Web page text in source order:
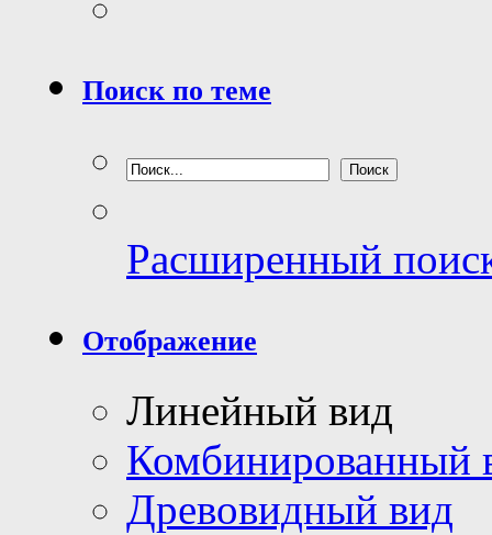
Поиск по теме
Расширенный
Отображение
Линейный вид
Комбинированный
Древовидный вид